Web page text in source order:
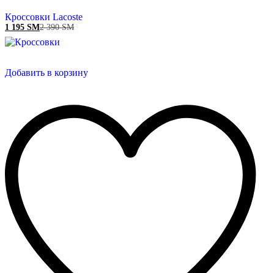
Кроссовки Lacoste
1 195 ЅМ2 390ЅМ
Добавить в корзину